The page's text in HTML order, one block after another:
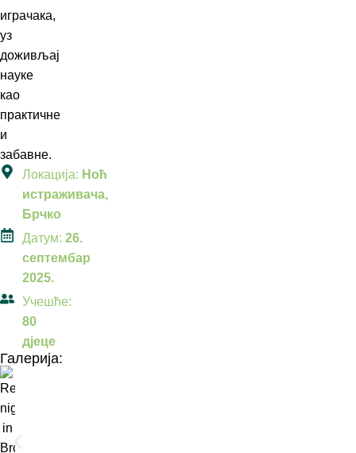
играчака,
уз
доживљај
науке
као
практичне
и
забавне.
Локација: Ноћ
истраживача,
Брчко
Датум: 26.
септембар
2025.
Учешће:
80
дјеце
Галерија: